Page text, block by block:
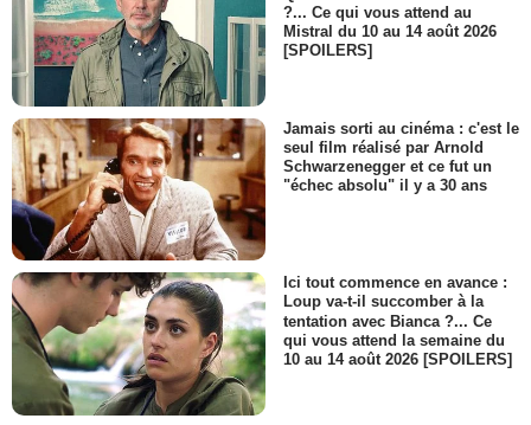
?... Ce qui vous attend au
Mistral du 10 au 14 août 2026
[SPOILERS]
Jamais sorti au cinéma : c'est le
seul film réalisé par Arnold
Schwarzenegger et ce fut un
"échec absolu" il y a 30 ans
Ici tout commence en avance :
Loup va-t-il succomber à la
tentation avec Bianca ?... Ce
qui vous attend la semaine du
10 au 14 août 2026 [SPOILERS]